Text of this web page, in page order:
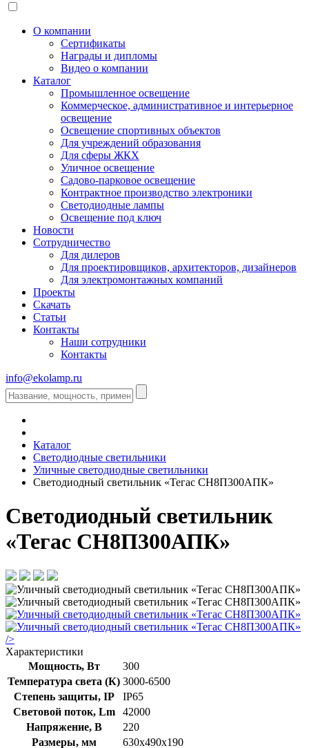
О компании
Сертификаты
Награды и дипломы
Видео о компании
Каталог
Промышленное освещение
Коммерческое, административное и интерьерное
освещение
Освещение спортивных объектов
Для учреждений образования
Для сферы ЖКХ
Уличное освещение
Садово-парковое освещение
Контрактное производство электроники
Светодиодные лампы
Освещение под ключ
Новости
Сотрудничество
Для дилеров
Для проектировщиков, архитекторов, дизайнеров
Для электромонтажных компаний
Проекты
Скачать
Статьи
Контакты
Наши сотрудники
Контакты
info@ekolamp.ru
Каталог
Светодиодные светильники
Уличные светодиодные светильники
Светодиодный светильник «Тегас СН8П300АПК»
Светодиодный светильник
«Тегас СН8П300АПК»
/>
Характеристики
Мощность, Вт
300
Температура света (К) 3000-6500
Степень защиты, IP
IP65
Световой поток, Lm
42000
Напряжение, В
220
Размеры, мм
630х490х190